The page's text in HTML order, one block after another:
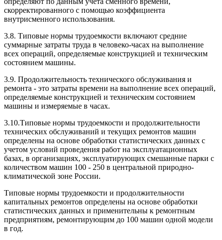
скорректированного с помощью коэффициента
внутрисменного использования.
3.8. Типовые нормы трудоемкости включают средние
суммарные затраты труда в человеко-часах на выполнение
всех операций, определяемые конструкцией и техническим
состоянием машины.
3.9. Продолжительность технического обслуживания и
ремонта - это затраты времени на выполнение всех операций,
определяемые конструкцией и техническим состоянием
машины и измеряемые в часах.
3.10.Типовые нормы трудоемкости и продолжительности
технических обслуживаний и текущих ремонтов машин
определены на основе обработки статистических данных с
учетом условий проведения работ на эксплуатационных
базах, в организациях, эксплуатирующих смешанные парки с
количеством машин 100 - 250 в центральной природно-
климатической зоне России.
Типовые нормы трудоемкости и продолжительности
капитальных ремонтов определены на основе обработки
статистических данных и применительны к ремонтным
предприятиям, ремонтирующим до 100 машин одной модели
в год.